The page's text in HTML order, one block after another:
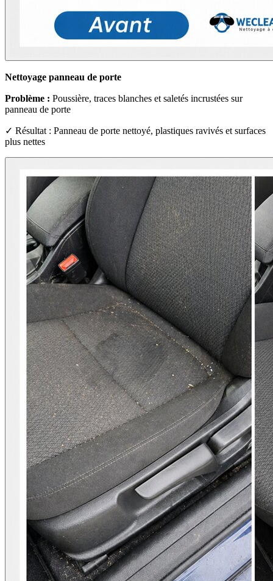
Nettoyage panneau de porte
Problème : Poussière, traces blanches et saletés incrustées sur
panneau de porte
✓ Résultat : Panneau de porte nettoyé, plastiques ravivés et surfaces
plus nettes